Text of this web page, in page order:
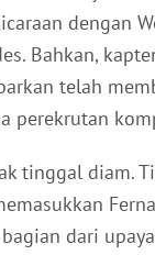
dengan
Bahkan,
telah
perekrutan
tinggal diam.
dari